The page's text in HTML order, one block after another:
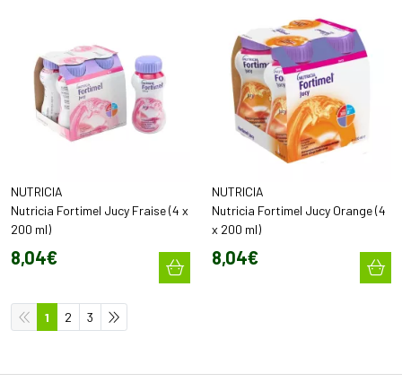
NUTRICIA
Nutricia Fortimel Jucy Fraise (4 x
200 ml)
8,04€
NUTRICIA
Nutricia Fortimel Jucy Orange (4
x 200 ml)
8,04€
1 2 3